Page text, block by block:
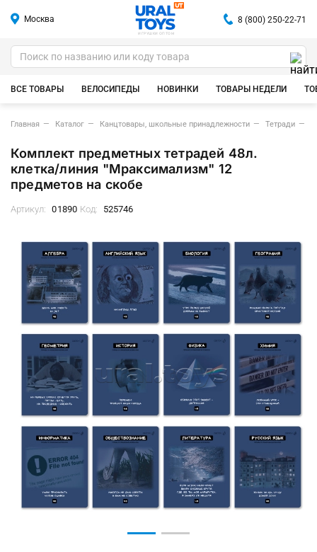
Москва
ИГРУШКИ ОПТОМ
8 (800) 250-22-71
ВСЕ ТОВАРЫ ВЕЛОСИПЕДЫ НОВИНКИ ТОВАРЫ НЕДЕЛИ
Главная Каталог Канцтовары, школьные принадлежности Тетради
Комплект предметных тетрадей 48л.
клетка/линия "Мраксимализм" 12
предметов на скобе
Артикул: 01890 Код: 525746